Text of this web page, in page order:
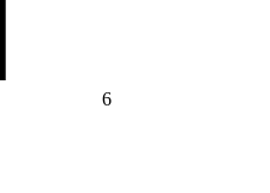
6